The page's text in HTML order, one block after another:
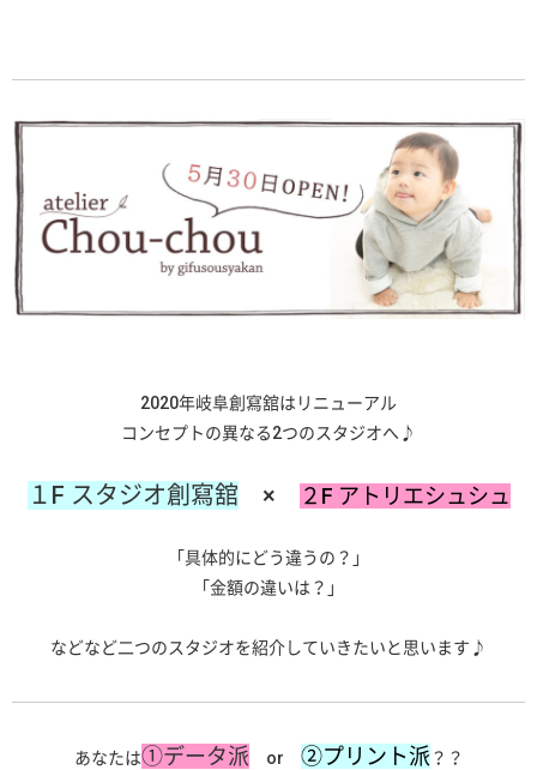
2020年岐阜創寫舘はリニューアル
コンセプトの異なる2つのスタジオへ♪
１F スタジオ創寫舘 × ２F アトリエシュシュ
「具体的にどう違うの？」
「金額の違いは？」
などなど二つのスタジオを紹介していきたいと思います♪
あなたは①データ派 or ②プリント派 ？？